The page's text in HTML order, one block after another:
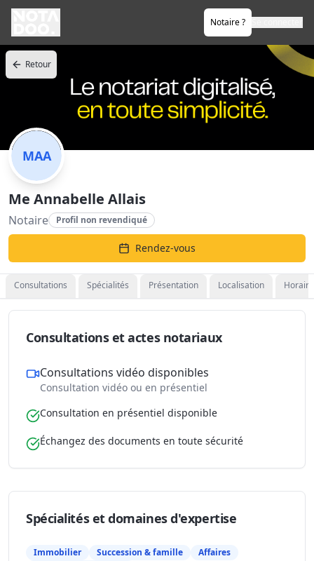
Notaire ?
Retour
MAA
Me Annabelle Allais
Notaire Profil non revendiqué
Rendez-vous
Consultations Spécialités Présentation Localisation
Consultations et actes notariaux
Consultations vidéo disponibles
Consultation vidéo ou en présentiel
Consultation en présentiel disponible
Échangez des documents en toute sécurité
Spécialités et domaines d'expertise
Immobilier Succession & famille
Affaires